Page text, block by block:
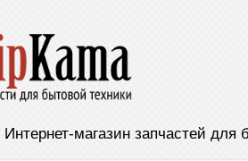
Интернет-магазин запчастей для